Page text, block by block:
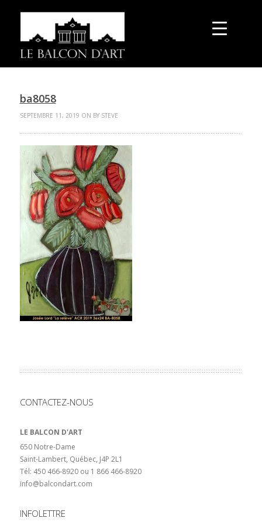
ba8058
SEPTEMBRE 11, 2019 ON BY STEVE
CONTACTEZ-NOUS
LE BALCON D'ART
650 Notre-Dame
Saint-Lambert, Québec, J4P 2L1
Tél: 450 466-8920 ou 1 866 466-8920
info@balcondart.com
INFOLETTRE